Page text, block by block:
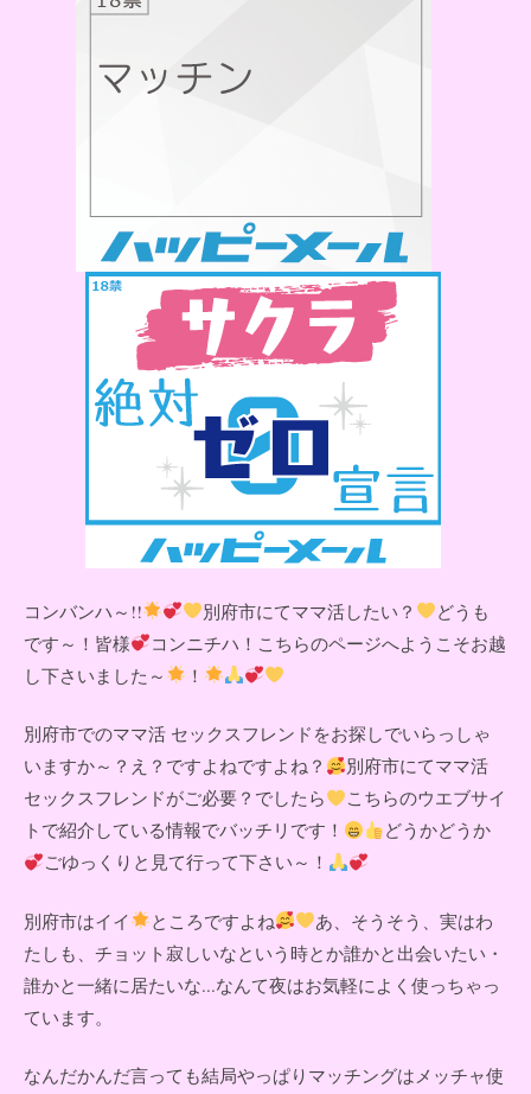
コンバンハ～!! 別府市にてママ活したい？
どうも
です～！皆様
コンニチハ！こちらのページへようこそお越
し下さいました～
！
別府市でのママ活 セックスフレンドをお探しでいらっしゃ
いますか～？え？ですよねですよね？
別府市にてママ活
セックスフレンドがご必要？でしたら
こちらのウエブサイ
トで紹介している情報でバッチリです！
どうかどうか
ごゆっくりと見て行って下さい～！
別府市はイイ ところですよね
あ、そうそう、実はわ
たしも、チョット寂しいなという時とか誰かと出会いたい・
誰かと一緒に居たいな...なんて夜はお気軽によく使っちゃっ
ています。
なんだかんだ言っても結局やっぱりマッチングはメッチャ使